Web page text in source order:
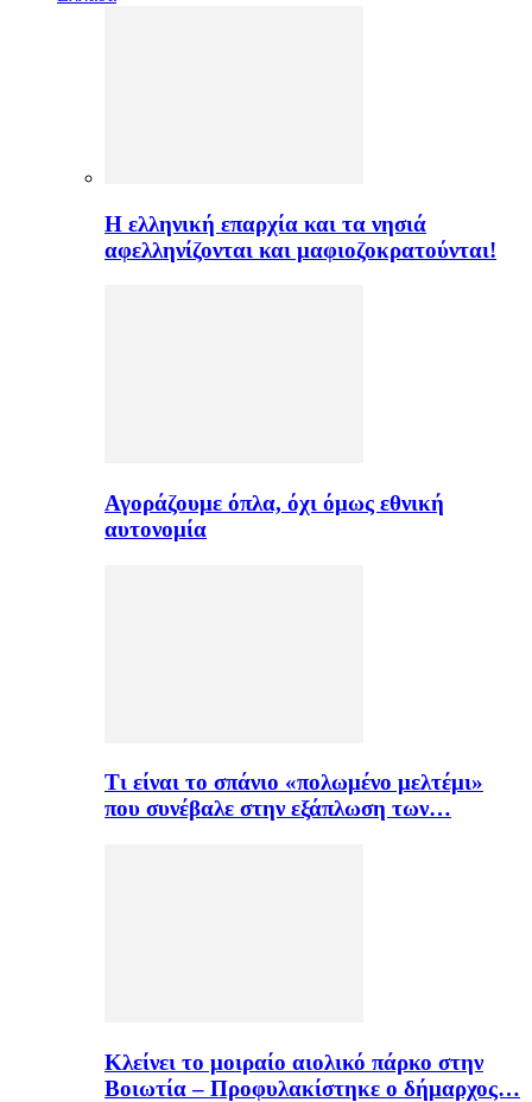
H ελληνική επαρχία και τα νησιά
αφελληνίζονται και μαφιοζοκρατούνται!
Αγοράζουμε όπλα, όχι όμως εθνική
αυτονομία
Τι είναι το σπάνιο «πολωμένο μελτέμι»
που συνέβαλε στην εξάπλωση των…
Κλείνει το μοιραίο αιολικό πάρκο στην
Βοιωτία – Προφυλακίστηκε ο δήμαρχος…